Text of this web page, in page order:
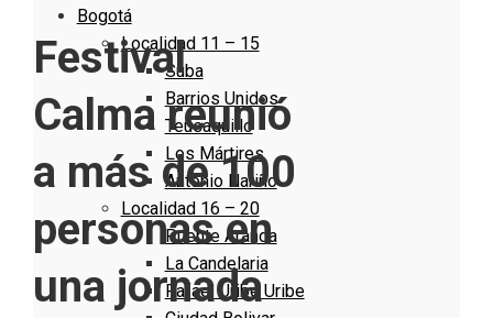
Bogotá
Localidad 11 – 15
Suba
Barrios Unidos
Teusaquillo
Los Mártires
Antonio Nariño
Localidad 16 – 20
Puente Aranda
La Candelaria
Rafael Uribe Uribe
Festival
Calma reunió
a más de 100
personas en
una jornada